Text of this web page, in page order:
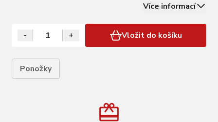
označeny R + L materiál: 85% polyamid, 12% polyester,
Více informací
- + Vložit do košíku
Ponožky